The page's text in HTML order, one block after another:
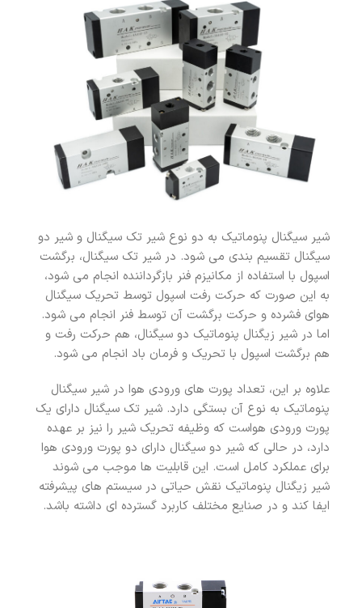
شیر سیگنال پنوماتیک به دو نوع شیر تک سیگنال و شیر دو
سیگنال تقسیم بندی می شود. در شیر تک سیگنال، برگشت
اسپول با استفاده از مکانیزم فنر بازگرداننده انجام می شود،
به این صورت که حرکت رفت اسپول توسط تحریک سیگنال
هوای فشرده و حرکت برگشت آن توسط فنر انجام می شود.
اما در شیر زیگنال پنوماتیک دو سیگنال، هم حرکت رفت و
هم برگشت اسپول با تحریک و فرمان باد انجام می شود.
علاوه بر این، تعداد پورت های ورودی هوا در شیر سیگنال
پنوماتیک به نوع آن بستگی دارد. شیر تک سیگنال دارای یک
پورت ورودی هواست که وظیفه تحریک شیر را نیز بر عهده
دارد، در حالی که شیر دو سیگنال دارای دو پورت ورودی هوا
برای عملکرد کامل است. این قابلیت ها موجب می شوند
شیر زیگنال پنوماتیک نقش حیاتی در سیستم های پیشرفته
ایفا کند و در صنایع مختلف کاربرد گسترده ای داشته باشد.